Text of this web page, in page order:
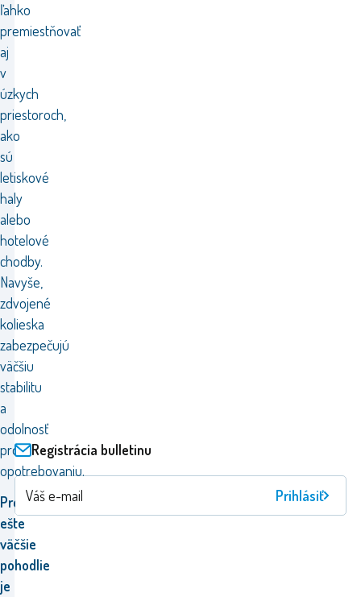
ľahko
premiestňovať
aj
v
úzkych
priestoroch,
ako
sú
letiskové
haly
alebo
hotelové
chodby.
Navyše,
zdvojené
kolieska
zabezpečujú
väčšiu
stabilitu
a
odolnosť
proti
opotrebovaniu.
Pre
ešte
väčšie
pohodlie
je
Registrácia bulletinu
Prihlásiť